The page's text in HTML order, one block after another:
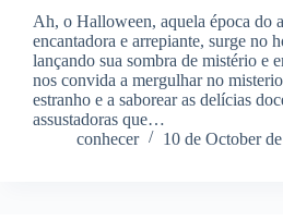
Ah, o Halloween, aquela época do
encantadora e arrepiante, surge no
lançando sua sombra de mistério e
nos convida a mergulhar no
estranho e a saborear as delícias
assustadoras que…
conhecer
10 de October